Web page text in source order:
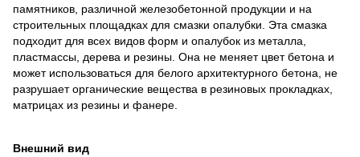
памятников, различной железобетонной продукции и на
строительных площадках для смазки опалубки. Эта смазка
подходит для всех видов форм и опалубок из металла,
пластмассы, дерева и резины. Она не меняет цвет бетона и
может использоваться для белого архитектурного бетона, не
разрушает органические вещества в резиновых прокладках,
матрицах из резины и фанере.
Внешний вид